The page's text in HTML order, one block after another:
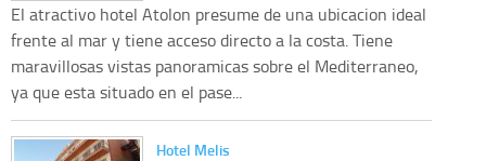
El atractivo hotel Atolon presume de una ubicacion ideal
frente al mar y tiene acceso directo a la costa. Tiene
maravillosas vistas panoramicas sobre el Mediterraneo,
ya que esta situado en el pase...
Hotel Melis